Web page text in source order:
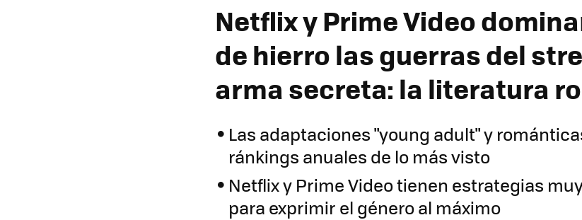
Netflix y Prime Video
de hierro las guerras del
arma secreta: la literatura
Las adaptaciones "young adult" y
ránkings anuales de lo más visto
Netflix y Prime Video tienen estrategias
para exprimir el género al máximo